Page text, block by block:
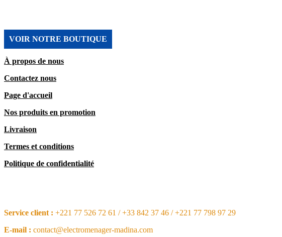
VOIR NOTRE BOUTIQUE
À propos de nous
Contactez nous
Page d'accueil
Nos produits en promotion
Livraison
Termes et conditions
Politique de confidentialité
Service client : +221 77 526 72 61 / +33 842 37 46 / +221 77 798 97 29
E-mail : contact@electromenager-madina.com